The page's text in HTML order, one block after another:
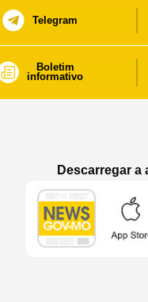
Telegram
Boletim
informativo
Descarregar a